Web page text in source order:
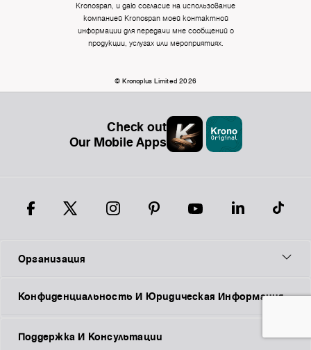
Kronospan, и даю согласие на использование
компанией Kronospan моей контактной
информации для передачи мне сообщений о
продукции, услугах или мероприятиях.
© Kronoplus Limited 2026
Check out
Our Mobile Apps
Организация
Конфиденциальность И Юридическая Информация
Поддержка И Консультации